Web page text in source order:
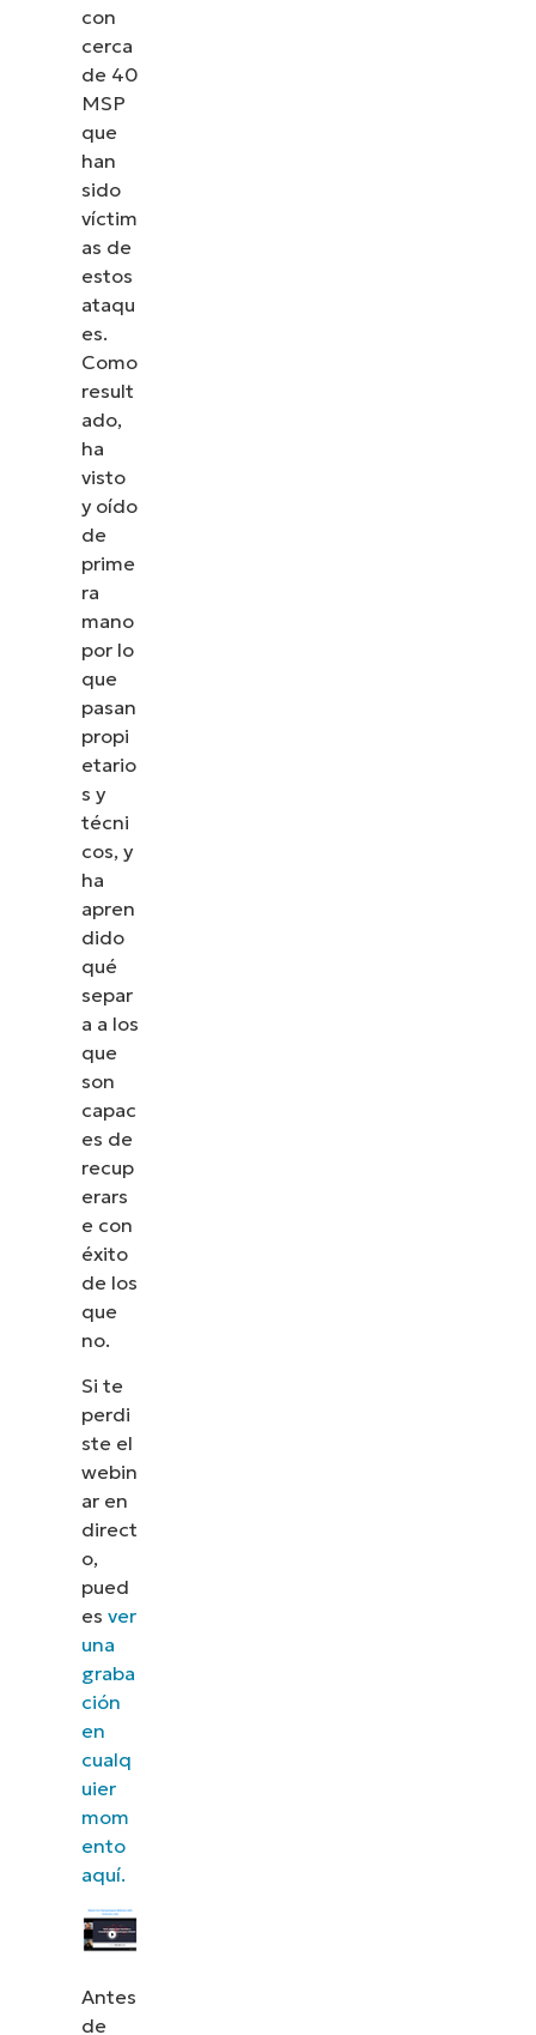
con
cerca
de 40
MSP
que
han
sido
víctim
as de
estos
ataqu
es.
Como
result
ado,
ha
visto
y oído
de
prime
ra
mano
por lo
que
pasan
propi
etario
s y
técni
cos, y
ha
apren
dido
qué
separ
a a los
que
son
capac
es de
recup
erars
e con
éxito
de los
que
no.
Si te
perdi
ste el
webin
ar en
direct
o,
pued
esver
una
graba
ción
en
cualq
uier
mom
ento
aquí.
Antes
de